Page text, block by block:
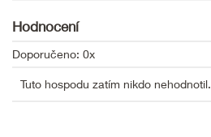
Hodnocení
Doporučeno: 0x
Tuto hospodu zatím nikdo nehodnotil.